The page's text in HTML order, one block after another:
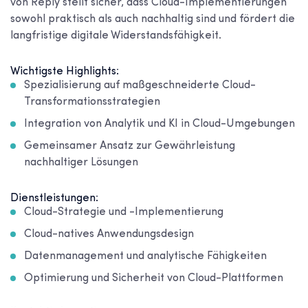
von Reply stellt sicher, dass Cloud-Implementierungen
sowohl praktisch als auch nachhaltig sind und fördert die
langfristige digitale Widerstandsfähigkeit.
Wichtigste Highlights:
Spezialisierung auf maßgeschneiderte Cloud-
Transformationsstrategien
Integration von Analytik und KI in Cloud-Umgebungen
Gemeinsamer Ansatz zur Gewährleistung
nachhaltiger Lösungen
Dienstleistungen:
Cloud-Strategie und -Implementierung
Cloud-natives Anwendungsdesign
Datenmanagement und analytische Fähigkeiten
Optimierung und Sicherheit von Cloud-Plattformen